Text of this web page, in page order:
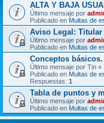
ALTA Y BAJA
Último mensaje por
Publicado en Multas de
Aviso Legal: Titular
Último mensaje por
Publicado en Multas de
Conceptos
Último mensaje por Tin «
Publicado en Multas de
Respuestas: 1
Tabla de puntos y
Último mensaje por
Publicado en Multas de